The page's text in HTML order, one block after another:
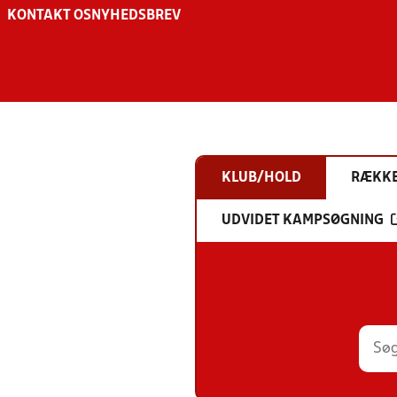
KONTAKT OS NYHEDSBREV
KLUB/HOLD
UDVIDET KAMPSØGNING